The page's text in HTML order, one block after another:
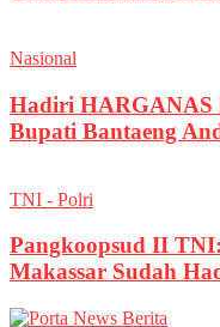
Nasional
Hadiri HARGANAS
Bupati Bantaeng
TNI - Polri
Pangkoopsud II
Makassar Sudah